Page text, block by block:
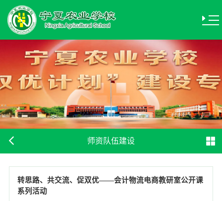
师资队伍建设
转思路、共交流、促双优——会计物流电商教研室公开课
系列活动